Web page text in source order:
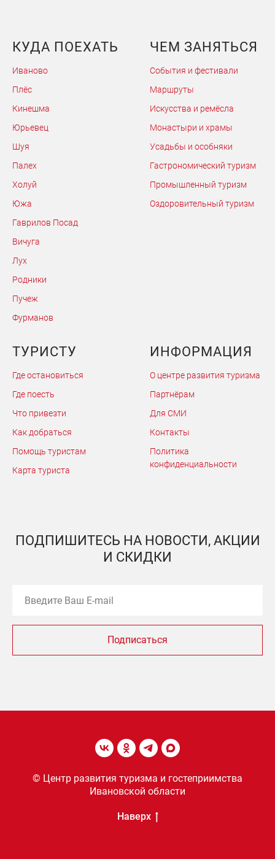
КУДА ПОЕХАТЬ
Иваново
Плёс
Кинешма
Юрьевец
Шуя
Палех
Холуй
Южа
Гаврилов Посад
Вичуга
Лух
Родники
Пучеж
Фурманов
ЧЕМ ЗАНЯТЬСЯ
События и фестивали
Маршруты
Искусства и ремёсла
Монастыри и храмы
Усадьбы и особняки
Гастрономический туризм
Промышленный туризм
Оздоровительный туризм
ТУРИСТУ
Где остановиться
Где поесть
Что привезти
Как добраться
Помощь туристам
Карта туриста
ИНФОРМАЦИЯ
О центре развития туризма
Партнёрам
Для СМИ
Контакты
Политика
конфиденциальности
ПОДПИШИТЕСЬ НА НОВОСТИ, АКЦИИ
И СКИДКИ
Подписаться
© Центр развития туризма и гостеприимства
Ивановской области
Наверх